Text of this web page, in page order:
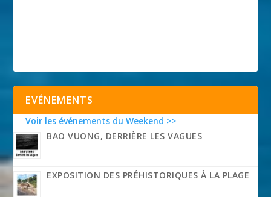
EVÉNEMENTS
Voir les événements du Weekend >>
BAO VUONG, DERRIÈRE LES VAGUES
EXPOSITION DES PRÉHISTORIQUES À LA PLAGE